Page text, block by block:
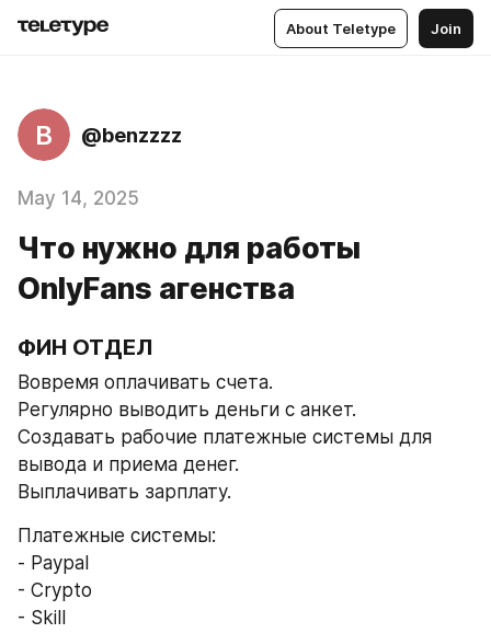
About Teletype Join
B @benzzzz
May 14, 2025
Что нужно для работы
OnlyFans агенства
ФИН ОТДЕЛ
Вовремя оплачивать счета.
Регулярно выводить деньги с анкет.
Создавать рабочие платежные системы для
вывода и приема денег.
Выплачивать зарплату.
Платежные системы:
- Paypal
- Crypto
- Skill